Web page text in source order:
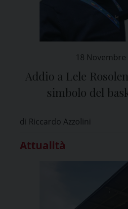
18 Novembre
Addio a Lele
simbolo del
di Riccardo Azzolini
Attualità